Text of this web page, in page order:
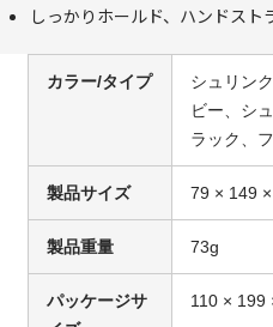
しっかりホールド、ハンドスト
カラー/タイプ
シュリン
ビー、シ
ラック、
製品サイズ 79 × 149 ×
製品重量 73g
パッケージサ
110 × 199